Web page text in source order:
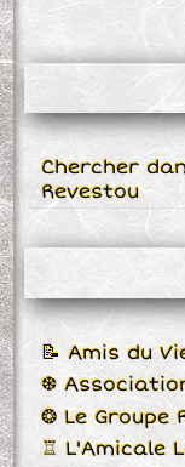
Chercher
Revestou
📝 Amis du
❆
❂ Le Groupe
♖ L'Amicale